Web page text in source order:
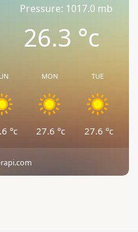
Pressure: 1017.0 mb
26.3 °c
°c
MON
27.6 °c
TUE
27.6 °c